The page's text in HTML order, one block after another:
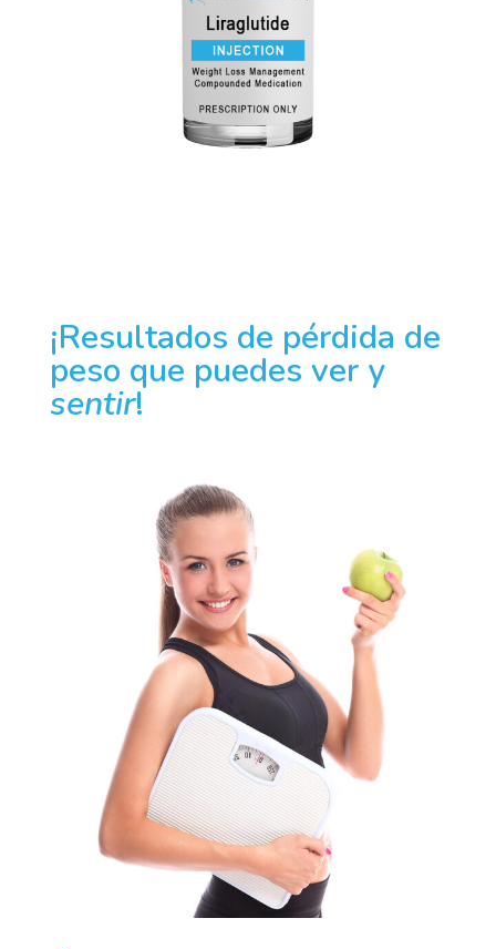
¡Resultados de pérdida de
peso que puedes ver y
sentir!